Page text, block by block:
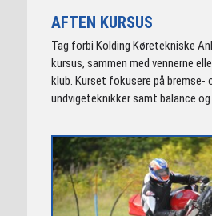
AFTEN KURSUS
Tag forbi Kolding Køretekniske
kursus, sammen med vennerne
klub. Kurset fokusere på bremse-
undvigeteknikker samt balance